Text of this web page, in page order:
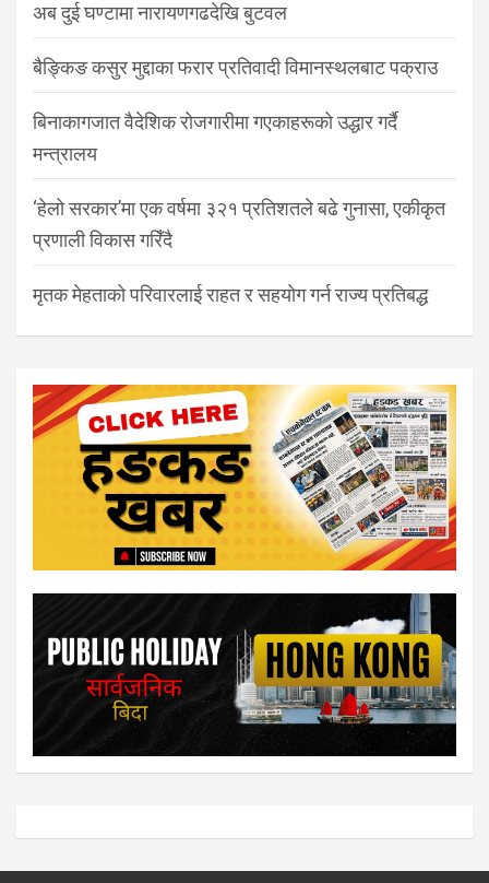
अब दुई घण्टामा नारायणगढदेखि बुटवल
बैङ्किङ कसुर मुद्दाका फरार प्रतिवादी विमानस्थलबाट पक्राउ
बिनाकागजात वैदेशिक रोजगारीमा गएकाहरूको उद्धार गर्दै
मन्त्रालय
‘हेलो सरकार’मा एक वर्षमा ३२१ प्रतिशतले बढे गुनासा, एकीकृत
प्रणाली विकास गरिँदै
मृतक मेहताको परिवारलाई राहत र सहयोग गर्न राज्य प्रतिबद्ध